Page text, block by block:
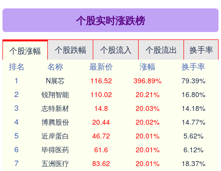
个股实时涨跌榜
个股涨幅 个股跌幅 个股流入 个股流出
换手率
排名
名称 最新价 涨幅
换手率
1
N展芯 116.52 396.89% 79.39%
2 锐翔智能 110.02 20.21% 16.80%
3 志特新材 14.8 20.03% 14.18%
4 博腾股份 20.44 20.02% 14.77%
5 近岸蛋白 46.72 20.01% 5.62%
6 毕得医药 61.6 20.01% 6.12%
7 五洲医疗 83.62 20.01% 18.37%